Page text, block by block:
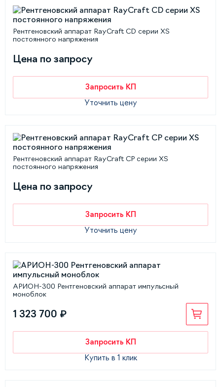
Рентгеновский аппарат RayCraft CD серии XS
постоянного напряжения
Цена по запросу
Запросить КП
Уточнить цену
Рентгеновский аппарат RayCraft CP серии XS
постоянного напряжения
Цена по запросу
Запросить КП
Уточнить цену
АРИОН-300 Рентгеновский аппарат импульсный
моноблок
1 323 700 ₽
Запросить КП
Купить в 1 клик